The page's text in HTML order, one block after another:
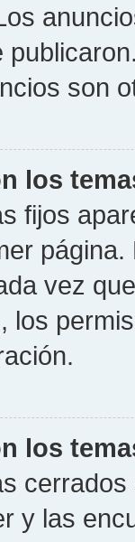
son
los
fijos
vez
los
los
y las